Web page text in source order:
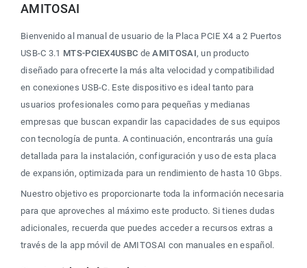
AMITOSAI
Bienvenido al manual de usuario de la Placa PCIE X4 a 2 Puertos
USB-C 3.1 MTS-PCIEX4USBC de AMITOSAI, un producto
diseñado para ofrecerte la más alta velocidad y compatibilidad
en conexiones USB-C. Este dispositivo es ideal tanto para
usuarios profesionales como para pequeñas y medianas
empresas que buscan expandir las capacidades de sus equipos
con tecnología de punta. A continuación, encontrarás una guía
detallada para la instalación, configuración y uso de esta placa
de expansión, optimizada para un rendimiento de hasta 10 Gbps.
Nuestro objetivo es proporcionarte toda la información necesaria
para que aproveches al máximo este producto. Si tienes dudas
adicionales, recuerda que puedes acceder a recursos extras a
través de la app móvil de AMITOSAI con manuales en español.